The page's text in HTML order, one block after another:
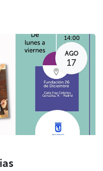
AGO
17